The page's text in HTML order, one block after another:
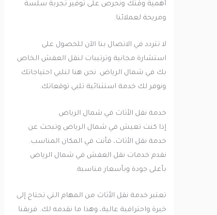
أهمية وقتك ونحرص على توفير تجربة سلسة
ومريحة لعملائنا.
لا تتردد في الاتصال بنا الآن للحصول على
استشارة مجانية وترتيبات لنقل العفش الخاص
بك في شمال الرياض. نحن هنا لنلبي احتياجاتك
ونوفر لك خدمة استثنائية تلبي توقعاتك.
خدمة نقل الأثاث في شمال الرياض
إذا كنت تعيش في شمال الرياض وتبحث عن
خدمة نقل الأثاث، فأنت في المكان المناسب.
نقدم خدمات نقل العفش في شمال الرياض
بأعلى جودة وبأسعار مناسبة.
تعتبر خدمة نقل الأثاث من المهام التي تحتاج إلى
خبرة واحترافية عالية، وهذا ما نقدمه لك. فريقنا